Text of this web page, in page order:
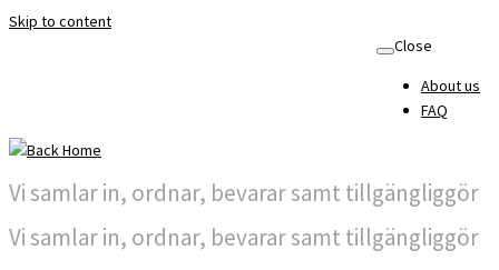
Skip to content
Close
About us
FAQ
Vi samlar in, ordnar, bevarar samt tillgängliggör
Vi samlar in, ordnar, bevarar samt tillgängliggör